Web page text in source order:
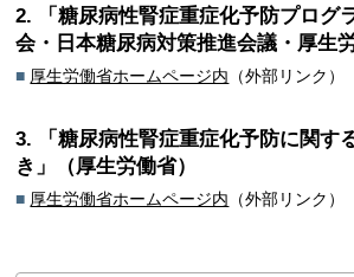
2. 「糖尿病性腎症重症化予防プログ
会・日本糖尿病対策推進会議・厚生労
■ 厚生労働省ホームページ内 （外部リンク）
3. 「糖尿病性腎症重症化予防に関す
き」（厚生労働省）
■ 厚生労働省ホームページ内 （外部リンク）